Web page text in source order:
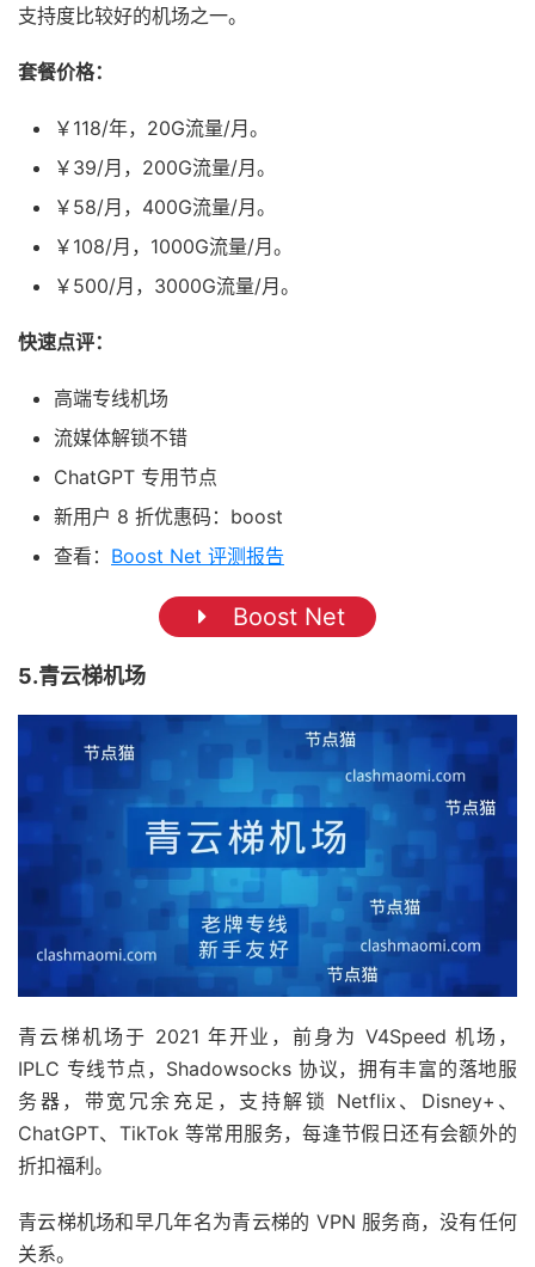
支持度比较好的机场之一。
套餐价格：
￥118/年，20G流量/月。
￥39/月，200G流量/月。
￥58/月，400G流量/月。
￥108/月，1000G流量/月。
￥500/月，3000G流量/月。
快速点评：
高端专线机场
流媒体解锁不错
ChatGPT 专用节点
新用户 8 折优惠码：boost
查看： Boost Net 评测报告
Boost Net
5.青云梯机场
青云梯机场于 2021 年开业，前身为 V4Speed 机场，
IPLC 专线节点，Shadowsocks 协议，拥有丰富的落地服
务器，带宽冗余充足，支持解锁 Netflix、Disney+、
ChatGPT、TikTok 等常用服务，每逢节假日还有会额外的
折扣福利。
青云梯机场和早几年名为青云梯的 VPN 服务商，没有任何
关系。